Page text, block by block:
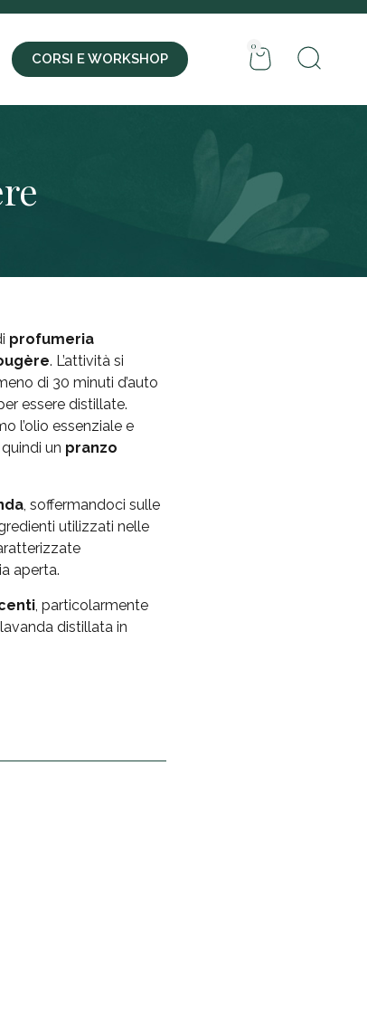
CORSI E WORKSHOP
0
profumeria
. L’attività si
di 30 minuti d’auto
essere distillate.
l’olio essenziale e
un pranzo
, soffermandoci sulle
utilizzati nelle
aperta.
, particolarmente
distillata in